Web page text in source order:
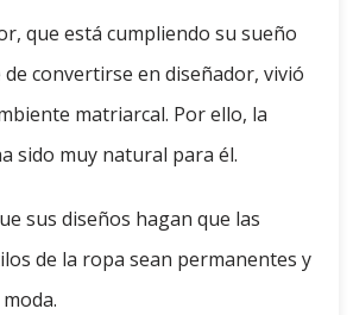
que está cumpliendo su sueño
convertirse en diseñador, vivió
matriarcal. Por ello, la
sido muy natural para él.
sus diseños hagan que las
de la ropa sean permanentes y